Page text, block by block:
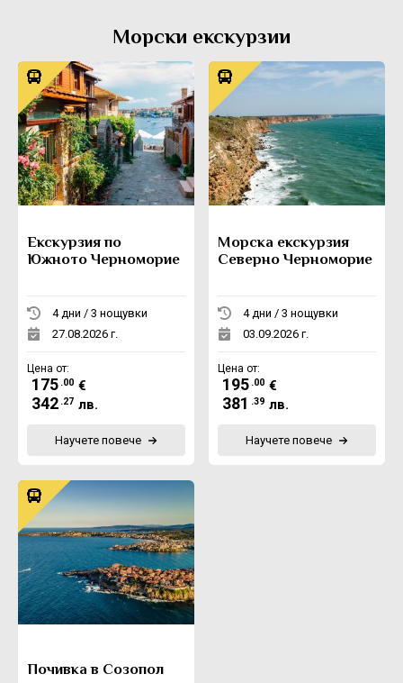
Морски екскурзии
Екскурзия по
Южното Черноморие
4 дни / 3 нощувки
27.08.2026 г.
Цена от:
175 .00 €
342 .27 лв.
Научете повече
Морска екскурзия
Северно Черноморие
4 дни / 3 нощувки
03.09.2026 г.
Цена от:
195 .00 €
381 .39 лв.
Научете повече
Почивка в Созопол